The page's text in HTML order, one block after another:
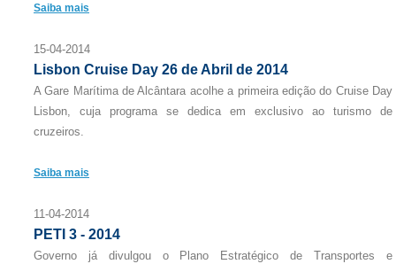
Saiba mais
15-04-2014
Lisbon Cruise Day 26 de Abril de 2014
A Gare Marítima de Alcântara acolhe a primeira edição do Cruise Day
Lisbon, cuja programa se dedica em exclusivo ao turismo de
cruzeiros.
Saiba mais
11-04-2014
PETI 3 - 2014
Governo já divulgou o Plano Estratégico de Transportes e